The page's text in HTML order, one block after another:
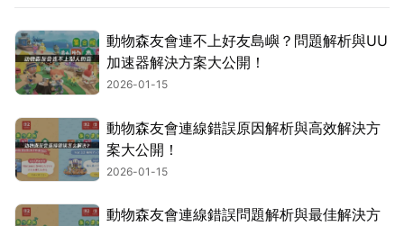
動物森友會連不上好友島嶼？問題解析與UU
加速器解決方案大公開！
2026-01-15
動物森友會連線錯誤原因解析與高效解決方
案大公開！
2026-01-15
動物森友會連線錯誤問題解析與最佳解決方